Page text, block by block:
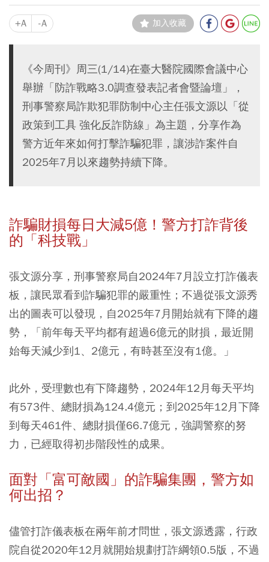
+A -A 加入收藏
《今周刊》周三(1/14)在臺大醫院國際會議中心
舉辦「防詐戰略3.0調查發表記者會暨論壇」，
刑事警察局詐欺犯罪防制中心主任張文源以「從
政策到工具 強化反詐防線」為主題，分享作為
警方近年來如何打擊詐騙犯罪，讓涉詐案件自
2025年7月以來趨勢持續下降。
詐騙財損每日大減5億！警方打詐背後
的「科技戰」
張文源分享，刑事警察局自2024年7月設立打詐儀表
板，讓民眾看到詐騙犯罪的嚴重性；不過從張文源秀
出的圖表可以發現，自2025年7月開始就有下降的趨
勢，
「前年每天平均都有超過6億元的財損，最近開
始每天減少到1、2億元，有時甚至沒有1億。」
此外，受理數也有下降趨勢，2024年12月每天平均
有573件、總財損為124.4億元；到2025年12月下降
到每天461件、總財損僅66.7億元，強調警察的努
力，已經取得初步階段性的成果。
面對「富可敵國」的詐騙集團，警方如
何出招？
儘管打詐儀表板在兩年前才問世，張文源透露，行政
院自從2020年12月就開始規劃打詐綱領0.5版，不過